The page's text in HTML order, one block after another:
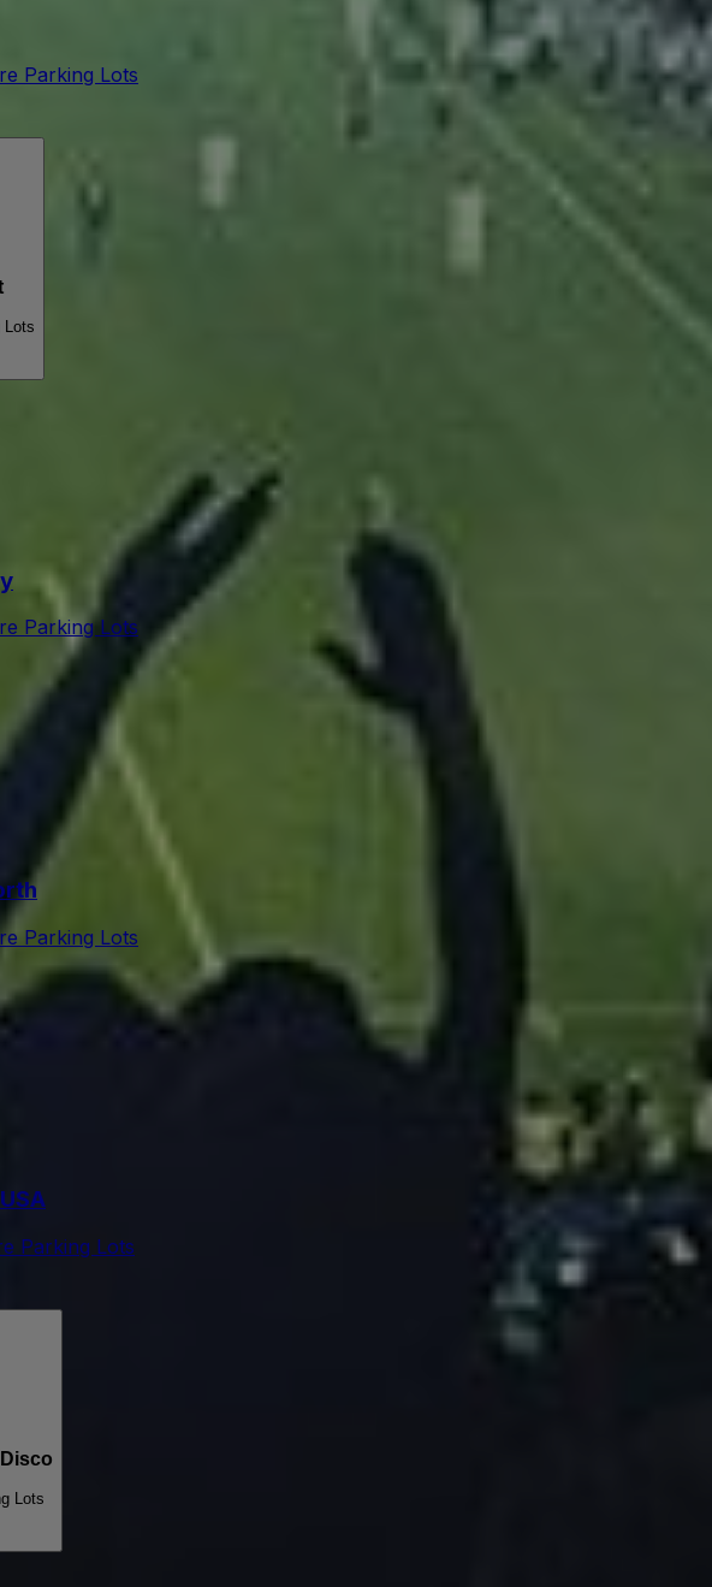
Parking Lots
Lots
Parking Lots
Parking Lots
Parking Lots
Lots